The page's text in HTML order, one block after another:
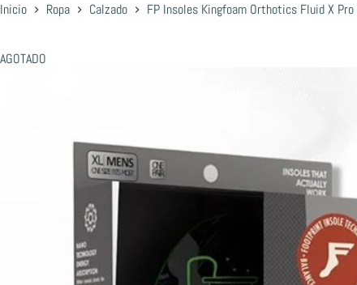
Inicio Ropa Calzado FP Insoles Kingfoam Orthotics Fluid X
AGOTADO